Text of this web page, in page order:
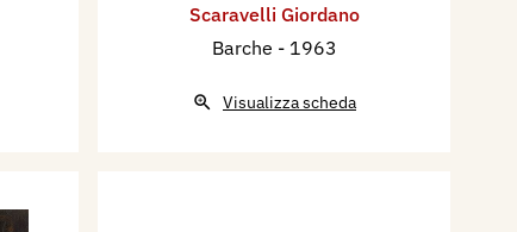
Scaravelli Giordano
Barche - 1963
Visualizza scheda